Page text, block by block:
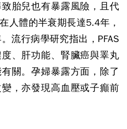
胎兒也有暴露風險，且代
人體的半衰期長達5.4年，
流行病學研究指出，PFAS
、肝功能、腎臟癌與睪丸
關。孕婦暴露方面，除了
，亦發現高血壓或子癲前